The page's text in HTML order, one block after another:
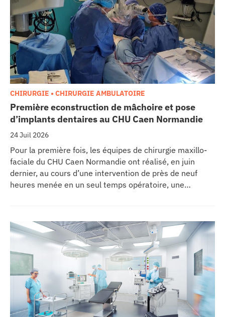
Première econstruction de mâchoire et pose
d’implants dentaires au CHU Caen Normandie
24 Juil 2026
CHIRURGIE • CHIRURGIE AMBULATOIRE
Pour la première fois, les équipes de chirurgie maxillo-
faciale du CHU Caen Normandie ont réalisé, en juin
dernier, au cours d’une intervention de près de neuf
heures menée en un seul temps opératoire, une